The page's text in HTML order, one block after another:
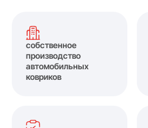
собственное
производство
автомобильных
ковриков